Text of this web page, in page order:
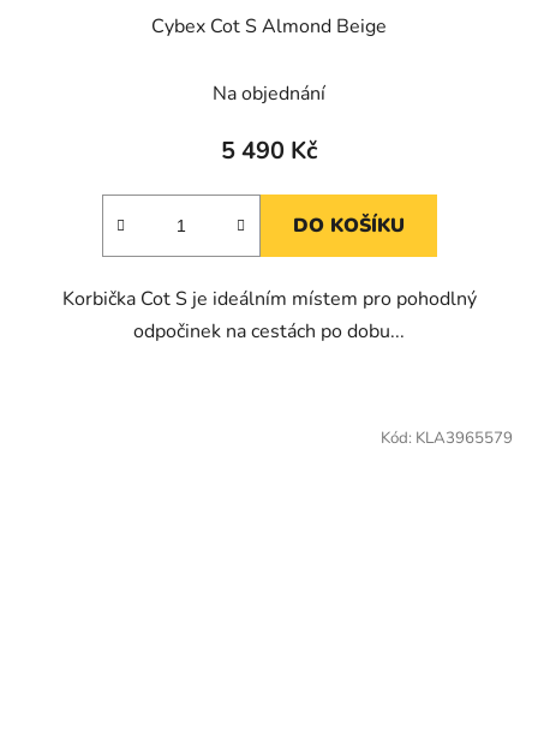
Cybex Cot S Almond Beige
Na objednání
5 490 Kč
DO KOŠÍKU
Korbička Cot S je ideálním místem pro pohodlný
odpočinek na cestách po dobu...
Kód: KLA3965579